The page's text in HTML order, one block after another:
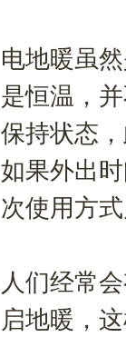
电地暖虽
是恒温，
保持状态
如果外出
次使用方
人们经常
启地暖，